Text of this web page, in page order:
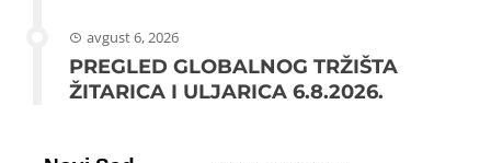
avgust 6, 2026
PREGLED GLOBALNOG TRŽIŠTA
ŽITARICA I ULJARICA 6.8.2026.